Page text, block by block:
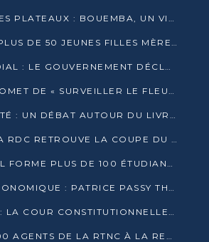
DÉPARTEMENT DES PLATEAUX : BOUEMBA, UN VIVIER ÉCONOMIQUE PRÊT À EXPLOSER
GOMA TSÉ-TSÉ : PLUS DE 50 JEUNES FILLES MÈRES SENSIBILISÉES À LA SANTÉ SEXUELLE
QUALIF AU MONDIAL : LE GOUVERNEMENT DÉCLARE LA JOURNÉE DU 1ER AVRIL 2026 CHÔMÉE ET PAYÉE
BRAZZAVILLE PROMET DE « SURVEILLER LE FLEUVE » APRÈS LA QUALIFICATION DE LA RDC AU MONDIAL
MÉDIAS ET ÉGALITÉ : UN DÉBAT AUTOUR DU LIVRE « CES FEMMES QUI REPRENNENT LE POUVOIR SUR LEUR VIE »
60 ANS APRÈS, LA RDC RETROUVE LA COUPE DU MONDE
CONGO TERMINAL FORME PLUS DE 100 ÉTUDIANTS AUX TECHNIQUES D’EMBAUCHE
INTELLIGENCE ÉCONOMIQUE : PATRICE PASSY THÉORISE UNE STRATÉGIE ADAPTÉE AUX CONTEXTES FRAGMENTÉS
PRÉSIDENTIELLE : LA COUR CONSTITUTIONNELLE CONFIRME LA VICTOIRE DE SASSOU NGUESSO AVEC 94,90 % DES SUFFRAGES
RDC : PLUS DE 500 AGENTS DE LA RTNC À LA RETRAITE, UNE PAGE SE TOURNE